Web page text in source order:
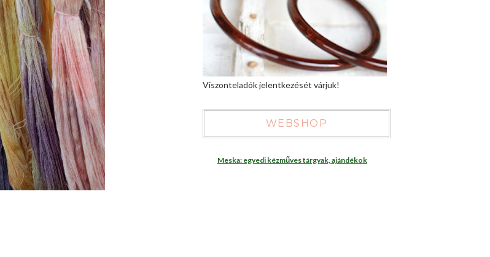
Viszonteladók jelentkezését várjuk!
WEBSHOP
Meska: egyedi kézműves tárgyak, ajándékok